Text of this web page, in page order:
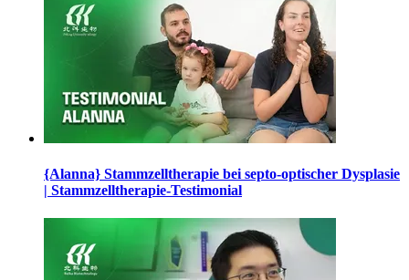
{Alanna} Stammzelltherapie bei septo-optischer Dysplasie
| Stammzelltherapie-Testimonial